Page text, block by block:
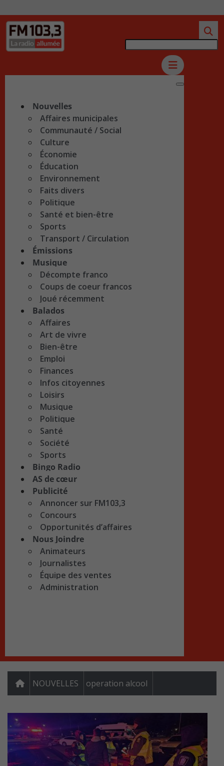
Nouvelles
Affaires municipales
Communauté / Social
Culture
Économie
Éducation
Environnement
Faits divers
Politique
Santé et bien-être
Sports
Transport / Circulation
Émissions
Musique
Décompte franco
Coups de coeur francos
Joué récemment
Balados
Affaires
Art de vivre
Bien-être
Emploi
Finances
Infos citoyennes
Loisirs
Musique
Politique
Santé
Société
Sports
Bingo Radio
AS de cœur
Publicité
Annoncer sur FM103,3
Concours
Opportunités d’affaires
Nous Joindre
Animateurs
Journalistes
Équipe des ventes
Administration
NOUVELLES operation alcool